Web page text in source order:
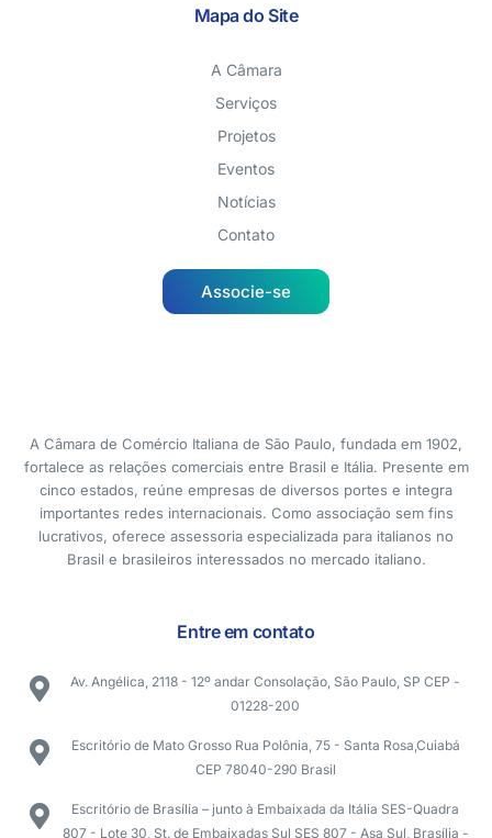
Mapa do Site
A Câmara
Serviços
Projetos
Eventos
Notícias
Contato
Associe-se
A Câmara de Comércio Italiana de São Paulo, fundada em 1902,
fortalece as relações comerciais entre Brasil e Itália. Presente em
cinco estados, reúne empresas de diversos portes e integra
importantes redes internacionais. Como associação sem fins
lucrativos, oferece assessoria especializada para italianos no
Brasil e brasileiros interessados no mercado italiano.
Entre em contato
Av. Angélica, 2118 - 12º andar Consolação, São Paulo, SP CEP -
01228-200
Escritório de Mato Grosso Rua Polônia, 75 - Santa Rosa,Cuiabá
CEP 78040-290 Brasil
Escritório de Brasília – junto à Embaixada da Itália SES-Quadra
807 - Lote 30, St. de Embaixadas Sul SES 807 - Asa Sul, Brasília -